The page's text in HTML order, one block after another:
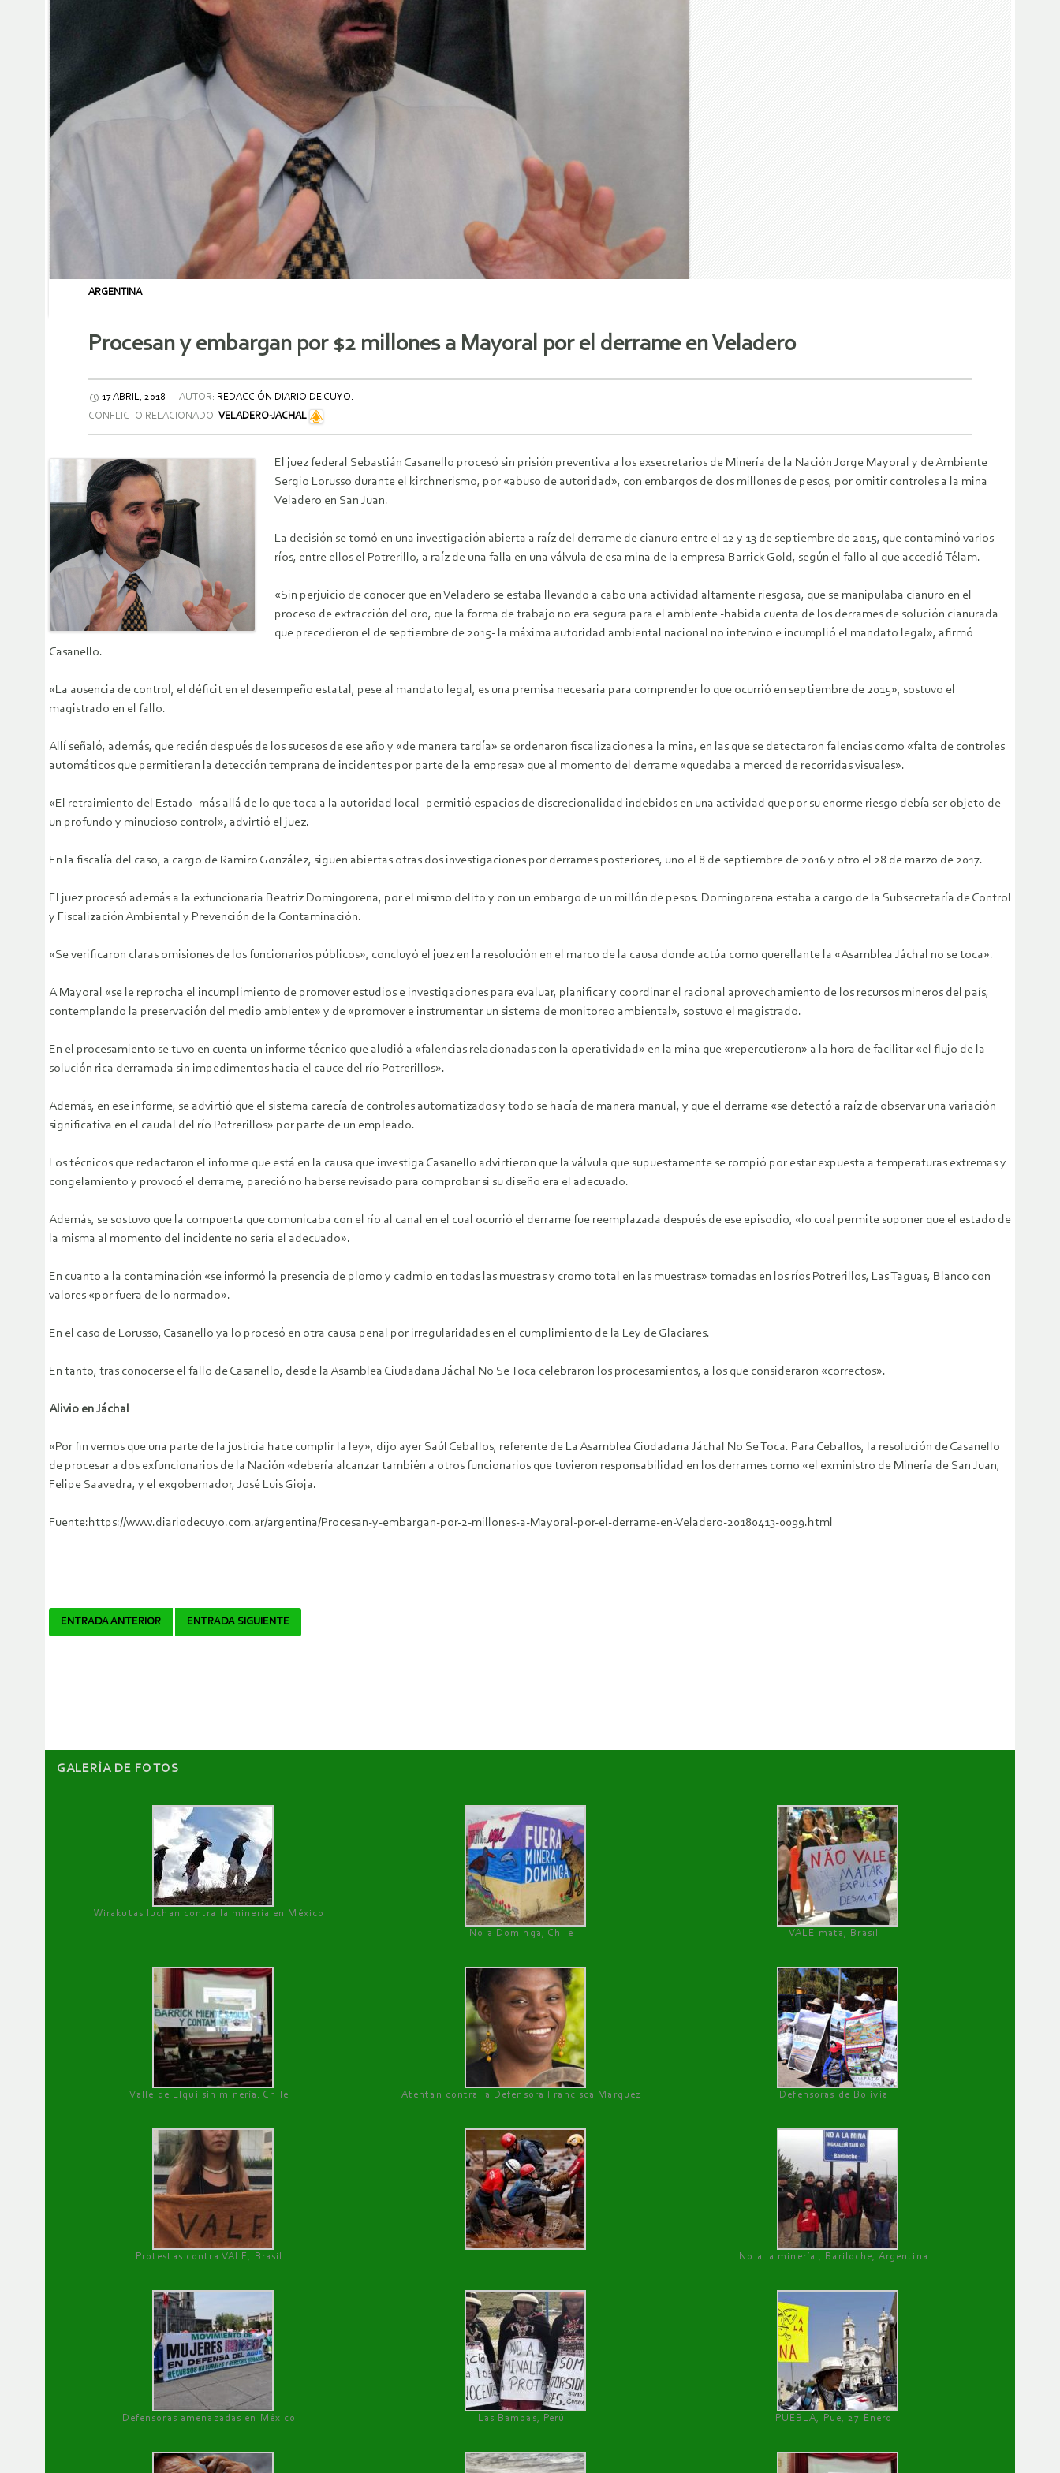
ARGENTINA
Procesan y embargan por $2 millones a Mayoral por el derrame en Veladero
17 ABRIL, 2018 AUTOR: REDACCIÓN DIARIO DE CUYO.
CONFLICTO RELACIONADO: VELADERO-JACHAL
El juez federal Sebastián Casanello procesó sin prisión preventiva a los exsecretarios de Minería de la Nación Jorge Mayoral y de Ambiente
Sergio Lorusso durante el kirchnerismo, por «abuso de autoridad», con embargos de dos millones de pesos, por omitir controles a la mina
Veladero en San Juan.
La decisión se tomó en una investigación abierta a raíz del derrame de cianuro entre el 12 y 13 de septiembre de 2015, que contaminó varios
ríos, entre ellos el Potrerillo, a raíz de una falla en una válvula de esa mina de la empresa Barrick Gold, según el fallo al que accedió Télam.
«Sin perjuicio de conocer que en Veladero se estaba llevando a cabo una actividad altamente riesgosa, que se manipulaba cianuro en el
proceso de extracción del oro, que la forma de trabajo no era segura para el ambiente -habida cuenta de los derrames de solución cianurada
que precedieron el de septiembre de 2015- la máxima autoridad ambiental nacional no intervino e incumplió el mandato legal», afirmó
Casanello.
«La ausencia de control, el déficit en el desempeño estatal, pese al mandato legal, es una premisa necesaria para comprender lo que ocurrió en septiembre de 2015», sostuvo el
magistrado en el fallo.
Allí señaló, además, que recién después de los sucesos de ese año y «de manera tardía» se ordenaron fiscalizaciones a la mina, en las que se detectaron falencias como «falta de controles
automáticos que permitieran la detección temprana de incidentes por parte de la empresa» que al momento del derrame «quedaba a merced de recorridas visuales».
«El retraimiento del Estado -más allá de lo que toca a la autoridad local- permitió espacios de discrecionalidad indebidos en una actividad que por su enorme riesgo debía ser objeto de
un profundo y minucioso control», advirtió el juez.
En la fiscalía del caso, a cargo de Ramiro González, siguen abiertas otras dos investigaciones por derrames posteriores, uno el 8 de septiembre de 2016 y otro el 28 de marzo de 2017.
El juez procesó además a la exfuncionaria Beatriz Domingorena, por el mismo delito y con un embargo de un millón de pesos. Domingorena estaba a cargo de la Subsecretaría de Control
y Fiscalización Ambiental y Prevención de la Contaminación.
«Se verificaron claras omisiones de los funcionarios públicos», concluyó el juez en la resolución en el marco de la causa donde actúa como querellante la «Asamblea Jáchal no se toca».
A Mayoral «se le reprocha el incumplimiento de promover estudios e investigaciones para evaluar, planificar y coordinar el racional aprovechamiento de los recursos mineros del país,
contemplando la preservación del medio ambiente» y de «promover e instrumentar un sistema de monitoreo ambiental», sostuvo el magistrado.
En el procesamiento se tuvo en cuenta un informe técnico que aludió a «falencias relacionadas con la operatividad» en la mina que «repercutieron» a la hora de facilitar «el flujo de la
solución rica derramada sin impedimentos hacia el cauce del río Potrerillos».
Además, en ese informe, se advirtió que el sistema carecía de controles automatizados y todo se hacía de manera manual, y que el derrame «se detectó a raíz de observar una variación
significativa en el caudal del río Potrerillos» por parte de un empleado.
Los técnicos que redactaron el informe que está en la causa que investiga Casanello advirtieron que la válvula que supuestamente se rompió por estar expuesta a temperaturas extremas y
congelamiento y provocó el derrame, pareció no haberse revisado para comprobar si su diseño era el adecuado.
Además, se sostuvo que la compuerta que comunicaba con el río al canal en el cual ocurrió el derrame fue reemplazada después de ese episodio, «lo cual permite suponer que el estado de
la misma al momento del incidente no sería el adecuado».
En cuanto a la contaminación «se informó la presencia de plomo y cadmio en todas las muestras y cromo total en las muestras» tomadas en los ríos Potrerillos, Las Taguas, Blanco con
valores «por fuera de lo normado».
En el caso de Lorusso, Casanello ya lo procesó en otra causa penal por irregularidades en el cumplimiento de la Ley de Glaciares.
En tanto, tras conocerse el fallo de Casanello, desde la Asamblea Ciudadana Jáchal No Se Toca celebraron los procesamientos, a los que consideraron «correctos».
Alivio en Jáchal
«Por fin vemos que una parte de la justicia hace cumplir la ley», dijo ayer Saúl Ceballos, referente de La Asamblea Ciudadana Jáchal No Se Toca. Para Ceballos, la resolución de Casanello
de procesar a dos exfuncionarios de la Nación «debería alcanzar también a otros funcionarios que tuvieron responsabilidad en los derrames como «el exministro de Minería de San Juan,
Felipe Saavedra, y el exgobernador, José Luis Gioja.
Fuente:https://www.diariodecuyo.com.ar/argentina/Procesan-y-embargan-por-2-millones-a-Mayoral-por-el-derrame-en-Veladero-20180413-0099.html
Navegador
ENTRADA ANTERIOR ENTRADA SIGUIENTE
GALERÌA DE FOTOS
Wirakutas luchan contra la minería en México
No a Dominga, Chile
VALE mata, Brasil
Valle de Elqui sin minería. Chile Atentan contra la Defensora Francisca Márquez Defensoras de Bolivia
Protestas contra VALE, Brasil No a la minería , Bariloche, Argentina
Defensoras amenazadas en México Las Bambas, Perú PUEBLA, Pue, 27 Enero